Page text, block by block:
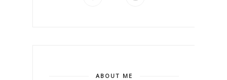
ABOUT ME